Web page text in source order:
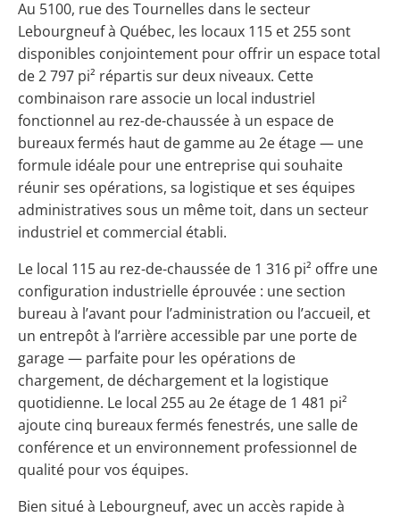
Au 5100, rue des Tournelles dans le secteur
Lebourgneuf à Québec, les locaux 115 et 255 sont
disponibles conjointement pour offrir un espace total
de 2 797 pi² répartis sur deux niveaux. Cette
combinaison rare associe un local industriel
fonctionnel au rez-de-chaussée à un espace de
bureaux fermés haut de gamme au 2e étage — une
formule idéale pour une entreprise qui souhaite
réunir ses opérations, sa logistique et ses équipes
administratives sous un même toit, dans un secteur
industriel et commercial établi.
Le local 115 au rez-de-chaussée de 1 316 pi² offre une
configuration industrielle éprouvée : une section
bureau à l’avant pour l’administration ou l’accueil, et
un entrepôt à l’arrière accessible par une porte de
garage — parfaite pour les opérations de
chargement, de déchargement et la logistique
quotidienne. Le local 255 au 2e étage de 1 481 pi²
ajoute cinq bureaux fermés fenestrés, une salle de
conférence et un environnement professionnel de
qualité pour vos équipes.
Bien situé à Lebourgneuf, avec un accès rapide à